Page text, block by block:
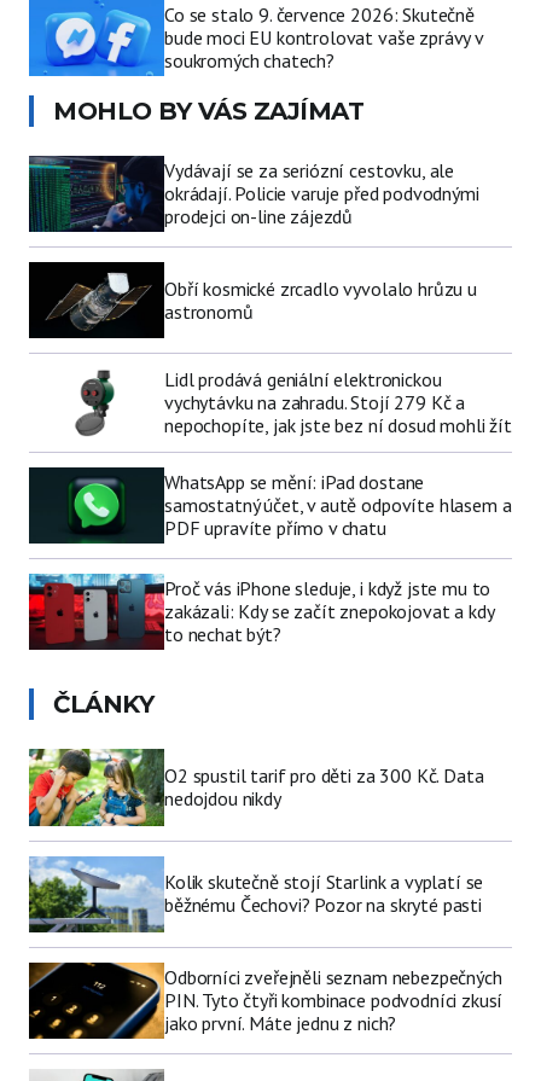
Co se stalo 9. července 2026: Skutečně
bude moci EU kontrolovat vaše zprávy v
soukromých chatech?
MOHLO BY VÁS ZAJÍMAT
Vydávají se za seriózní cestovku, ale
okrádají. Policie varuje před podvodnými
prodejci on-line zájezdů
Obří kosmické zrcadlo vyvolalo hrůzu u
astronomů
Lidl prodává geniální elektronickou
vychytávku na zahradu. Stojí 279 Kč a
nepochopíte, jak jste bez ní dosud mohli žít
WhatsApp se mění: iPad dostane
samostatný účet, v autě odpovíte hlasem a
PDF upravíte přímo v chatu
Proč vás iPhone sleduje, i když jste mu to
zakázali: Kdy se začít znepokojovat a kdy
to nechat být?
ČLÁNKY
O2 spustil tarif pro děti za 300 Kč. Data
nedojdou nikdy
Kolik skutečně stojí Starlink a vyplatí se
běžnému Čechovi? Pozor na skryté pasti
Odborníci zveřejněli seznam nebezpečných
PIN. Tyto čtyři kombinace podvodníci zkusí
jako první. Máte jednu z nich?